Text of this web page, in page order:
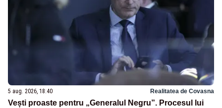
5 aug. 2026, 18:40 Realitatea de Covasna
Vești proaste pentru „Generalul Negru”. Procesul lui